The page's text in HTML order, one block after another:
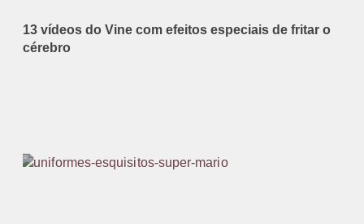
13 vídeos do Vine com efeitos especiais de fritar o
cérebro